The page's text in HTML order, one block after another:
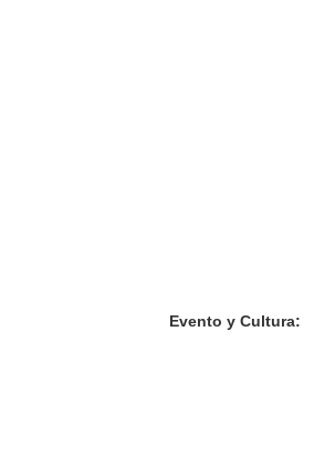
Evento y Cultura: